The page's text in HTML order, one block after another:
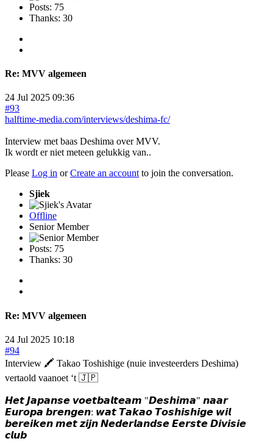
Posts: 75
Thanks: 30
Re: MVV algemeen
24 Jul 2025 09:36
#93
halftime-media.com/interviews/deshima-fc/
Interview met baas Deshima over MVV.
Ik wordt er niet meteen gelukkig van..
Please Log in orCreate an accountto join the conversation.
Sjiek
Offline
Senior Member
Posts: 75
Thanks: 30
Re: MVV algemeen
24 Jul 2025 10:18
#94
Interview 🖍️ Takao Toshishige (nuie investeerders Deshima)
vertaold vaanoet ‘t 🇯🇵
𝙃𝙚𝙩 𝙅𝙖𝙥𝙖𝙣𝙨𝙚 𝙫𝙤𝙚𝙩𝙗𝙖𝙡𝙩𝙚𝙖𝙢 "𝘿𝙚𝙨𝙝𝙞𝙢𝙖" 𝙣𝙖𝙖𝙧
𝙀𝙪𝙧𝙤𝙥𝙖 𝙗𝙧𝙚𝙣𝙜𝙚𝙣: 𝙬𝙖𝙩 𝙏𝙖𝙠𝙖𝙤 𝙏𝙤𝙨𝙝𝙞𝙨𝙝𝙞𝙜𝙚 𝙬𝙞𝙡
𝙗𝙚𝙧𝙚𝙞𝙠𝙚𝙣 𝙢𝙚𝙩 𝙯𝙞𝙟𝙣 𝙉𝙚𝙙𝙚𝙧𝙡𝙖𝙣𝙙𝙨𝙚 𝙀𝙚𝙧𝙨𝙩𝙚 𝘿𝙞𝙫𝙞𝙨𝙞𝙚
𝙘𝙡𝙪𝙗